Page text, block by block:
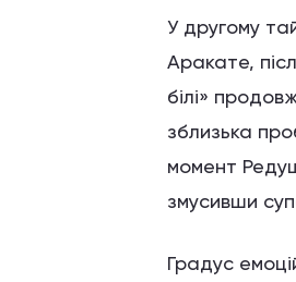
У другому
Аракате,
білі»
зблизька
момент
змусивши
Градус